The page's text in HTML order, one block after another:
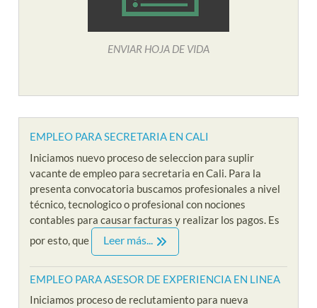
ENVIAR HOJA DE VIDA
EMPLEO PARA SECRETARIA EN CALI
Iniciamos nuevo proceso de seleccion para suplir
vacante de empleo para secretaria en Cali. Para la
presenta convocatoria buscamos profesionales a nivel
técnico, tecnologico o profesional con nociones
contables para causar facturas y realizar los pagos. Es
por esto, que
Leer más...
EMPLEO PARA ASESOR DE EXPERIENCIA EN LINEA
Iniciamos proceso de reclutamiento para nueva